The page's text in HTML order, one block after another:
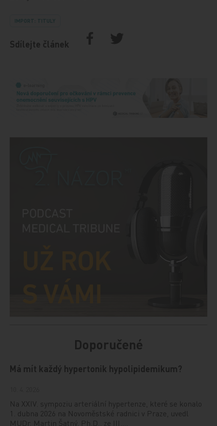
IMPORT: TITULY
Sdílejte článek
Doporučené
Má mít každý hypertonik hypolipidemikum?
Na XXIV. sympoziu arteriální hypertenze, které se konalo
1. dubna 2026 na Novoměstské radnici v Praze, uvedl
MUDr. Martin Šatný, Ph.D., ze III.…